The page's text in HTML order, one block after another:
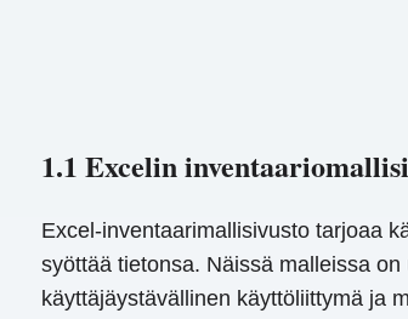
1.1 Excelin
Excel-inventaarimallisivusto tarjoaa
syöttää tietonsa. Näissä malleissa
käyttäjäystävällinen käyttöliittymä ja